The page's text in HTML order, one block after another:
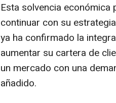
Esta solvencia
continuar con su
ya ha confirmado la
aumentar su cartera de
un mercado con una
añadido.